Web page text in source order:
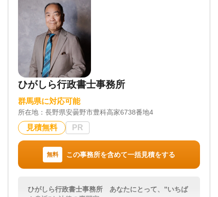
手続き / 戸籍収集 / 相続人調査
対応体制
電話相談可 / 訪問可 / 土日相談可 / 初回相談無料
ひがしら行政書士事務所
群馬県に対応可能
所在地： 長野県安曇野市豊科高家6738番地4
見積無料 PR
無料 この事務所を含めて一括見積をする
ひがしら行政書士事務所 あなたにとって、”いちば